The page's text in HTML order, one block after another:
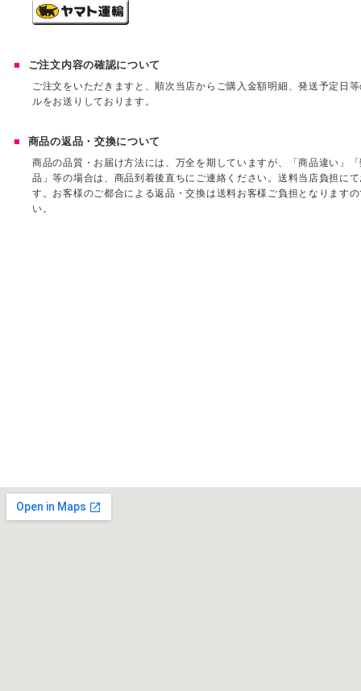
ご注文内容の確認について
ご注文をいただきますと、順次当店からご購入金額明細、発送予定日
ルをお送りしております。
商品の返品・交換について
商品の品質・お届け方法には、万全を期していますが、「商品違い」
品」等の場合は、商品到着後直ちにご連絡ください。送料当店負担に
す。お客様のご都合による返品・交換は送料お客様ご負担となります
い。